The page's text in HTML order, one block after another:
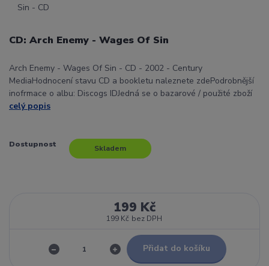
CD: Arch Enemy - Wages Of Sin
Arch Enemy - Wages Of Sin - CD - 2002 - Century
MediaHodnocení stavu CD a bookletu naleznete zdePodrobnější
inofrmace o albu: Discogs IDJedná se o bazarové / použité zboží
celý popis
Dostupnost Skladem
199 Kč
199 Kč bez DPH
Přidat do košíku